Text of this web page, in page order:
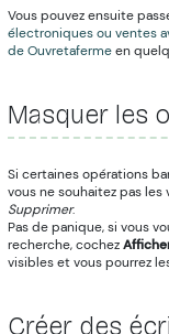
Vous pouvez ensuite
électroniques ou ventes
de Ouvretafermeen
Masquer les
Si certaines opérations
vous ne souhaitez pas
Supprimer.
Pas de panique, si vous
recherche, cochez
visibles et vous pourrez
Créer des